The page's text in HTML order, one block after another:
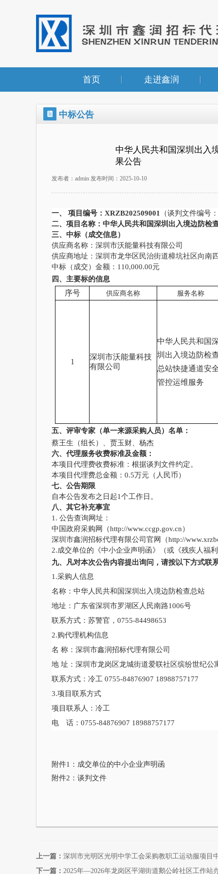
首页 走进鑫润
中标公告
中华人民共和国深圳出入
果公告
发布者：admin 发布时间：2025-10-10
一、 项目编号： XRZB202509001
（谈判文件编号
二、项目名称： 中华人民共和国深圳出入境边防检
三、中标（成交信息）
供应商名称：深圳市沃能量科技有限公司
供应商地址：深圳市龙华区民治街道樟坑社区向南
中标（成交）金额： 110,000.00元
四、主要标的信息
序号 供应商名称 服务名称
1
深圳市沃能量科技
有限公司
中华人民共和国
圳出入境边防检
总站快捷通道安
管控运维服务
五、评审专家（单一来源采购人员）名单：
蔡王生（组长）、贾玉财、杨杰
六、代理服务收费标准及金额：
本项目代理费收费标准：根据谈判文件约定。
本项目代理费总金额： 0.5万元（人民币）
七、公告期限
自本公告发布之日起1个工作日。
八、其它补充事宜
1. 公告查询网址：
中国政府采购网（http://www.ccgp.gov.cn）
深圳市鑫润招标代理有限公司官网（http://
2.成交单位的《中小企业声明函》（或《残疾人福
九、凡对本次公告内容提出询问，请按以下方式联
1.采购人信息
名称：中华人民共和国深圳出入境边防检查总站
地址：广东省深圳市罗湖区人民南路1006号
联系方式：苏警官， 0755-84498653
2.购代理机构信息
名 称：深圳市鑫润招标代理有限公司
地 址：深圳市龙岗区龙城街道爱联社区缤纷世纪公
联系方式：冷工 0755-84876907 18988757177
3.项目联系方式
项目联系人：冷工
电 话： 0755-84876907 18988757177
附件1：成交单位的中小企业声明函
附件2：谈判文件
上一篇： 深圳市光明区光明中学工会采购教职工运动服项目
下一篇： 2025年—2026年龙岗区平湖街道鹅公岭社区工作站